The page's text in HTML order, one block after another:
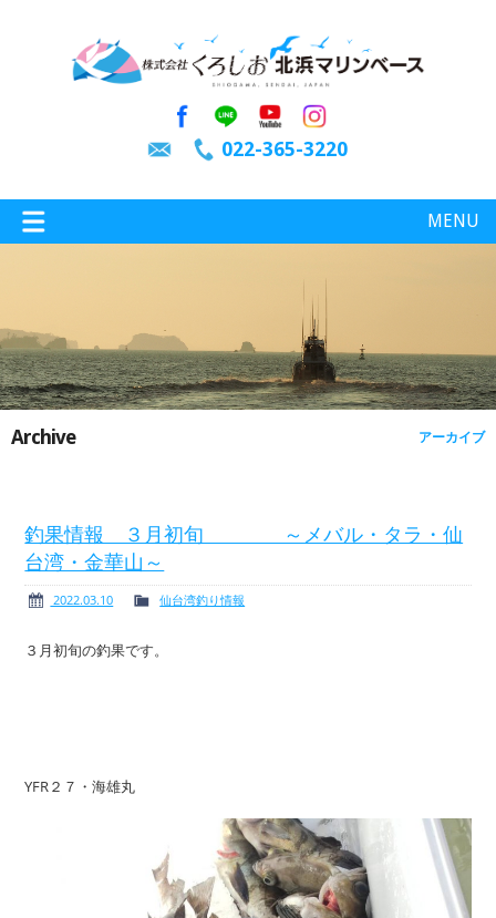
022-365-3220
MENU
特選情報 釣り情報
ボート免許
新艇・展示艇情報 中古艇情報
Archive アーカイブ
釣果情報 ３月初旬 ～メバル・タラ・仙
台湾・金華山～
2022.03.10 仙台湾釣り情報
３月初旬の釣果です。
YFR２７・海雄丸